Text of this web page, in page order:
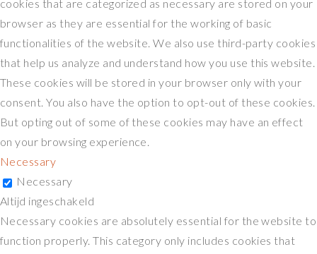
cookies that are categorized as necessary are stored on your
browser as they are essential for the working of basic
functionalities of the website. We also use third-party cookies
that help us analyze and understand how you use this website.
These cookies will be stored in your browser only with your
consent. You also have the option to opt-out of these cookies.
But opting out of some of these cookies may have an effect
on your browsing experience.
Necessary
Necessary
Altijd ingeschakeld
Necessary cookies are absolutely essential for the website to
function properly. This category only includes cookies that